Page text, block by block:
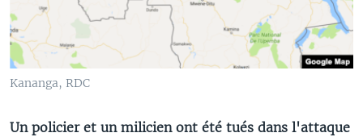
Kananga, RDC
Un policier et un milicien ont été tués dans l'attaque